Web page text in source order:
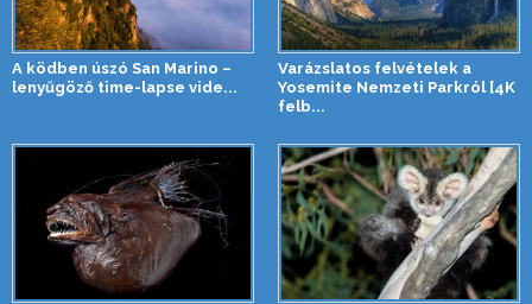
A ködben úszó San Marino –
lenyűgöző time-lapse vide...
Varázslatos felvételek a
Yosemite Nemzeti Parkról [4K
felb...